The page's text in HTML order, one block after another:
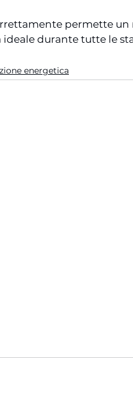
permette
durante tutte le
energetica